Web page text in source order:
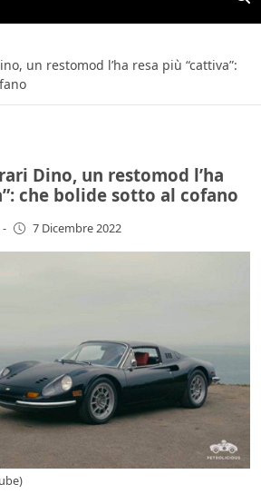
un restomod l’ha resa più “cattiva”:
Dino, un restomod l’ha
che bolide sotto al cofano
- 7 Dicembre 2022